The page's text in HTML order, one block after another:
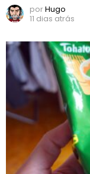
porHugo
11 dias atrás